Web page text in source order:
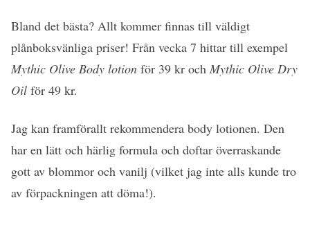
Bland det bästa? Allt kommer finnas till väldigt
plånboksvänliga priser! Från vecka 7 hittar till exempel
Mythic Olive Body lotion för 39 kr och Mythic Olive Dry
Oil för 49 kr.
Jag kan framförallt rekommendera body lotionen. Den
har en lätt och härlig formula och doftar överraskande
gott av blommor och vanilj (vilket jag inte alls kunde tro
av förpackningen att döma!).